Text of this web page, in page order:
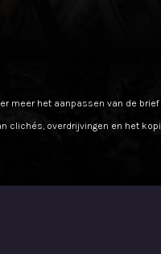
meer het aanpassen van de
clichés, overdrijvingen en het